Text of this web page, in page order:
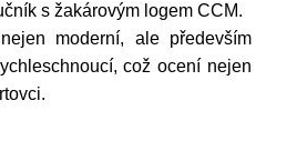
s žakárovým logem CCM.
moderní, ale především
což ocení nejen